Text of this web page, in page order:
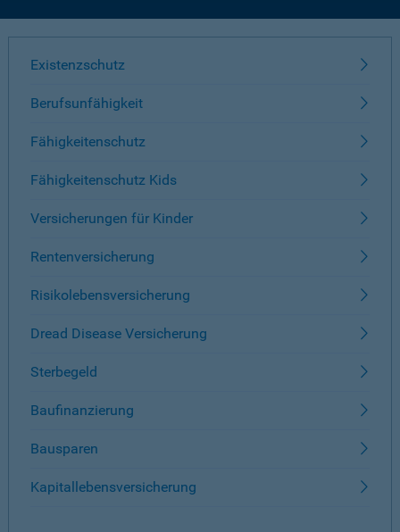
Existenzschutz
Berufsunfähigkeit
Fähigkeitenschutz
Fähigkeitenschutz Kids
Versicherungen für Kinder
Rentenversicherung
Risikolebensversicherung
Dread Disease Versicherung
Sterbegeld
Baufinanzierung
Bausparen
Kapitallebensversicherung